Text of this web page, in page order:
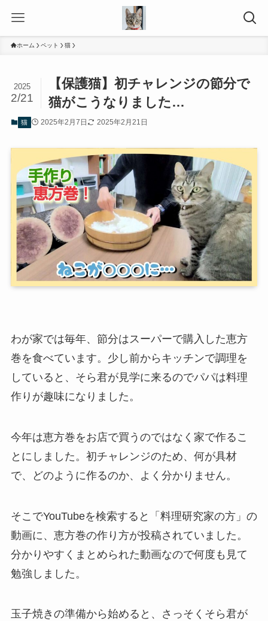
ホーム ペット 猫
【保護猫】初チャレンジの節分で
猫がこうなりました…
2025
2/21
猫 2025年2月7日 2025年2月21日
わが家では毎年、節分はスーパーで購入した恵方
巻を食べています。少し前からキッチンで調理を
していると、そら君が見学に来るのでパパは料理
作りが趣味になりました。
今年は恵方巻をお店で買うのではなく家で作るこ
とにしました。初チャレンジのため、何が具材
で、どのように作るのか、よく分かりません。
そこでYouTubeを検索すると「料理研究家の方」の
動画に、恵方巻の作り方が投稿されていました。
分かりやすくまとめられた動画なので何度も見て
勉強しました。
玉子焼きの準備から始めると、さっそくそら君が